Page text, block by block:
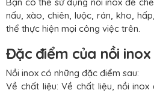
Bạn có thể sử dụng nồi inox để
nấu, xào, chiên, luộc, rán, kho,
thể thực hiện mọi công việc trên.
Đặc điểm của nồi inox
Nồi inox có những đặc điểm sau:
Về chất liệu: Về chất liệu, nồi